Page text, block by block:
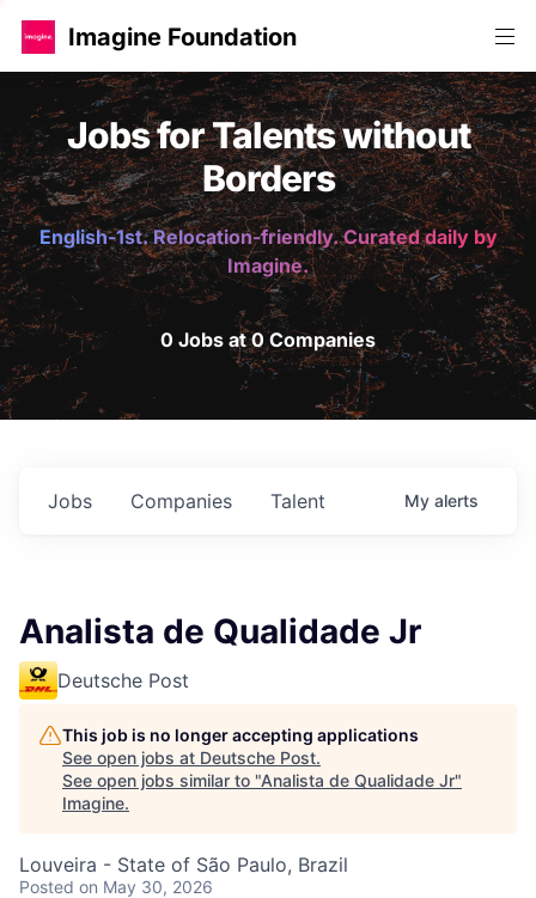
Imagine Foundation
Jobs for Talents without
Borders
English-1st. Relocation-friendly. Curated daily by
Imagine.
0 Jobs at 0 Companies
Jobs Companies Talent My alerts
Analista de Qualidade Jr
Deutsche Post
This job is no longer accepting applications
See open jobs at Deutsche Post.
See open jobs similar to "Analista de Qualidade Jr"
Imagine.
Louveira - State of São Paulo, Brazil
Posted on May 30, 2026